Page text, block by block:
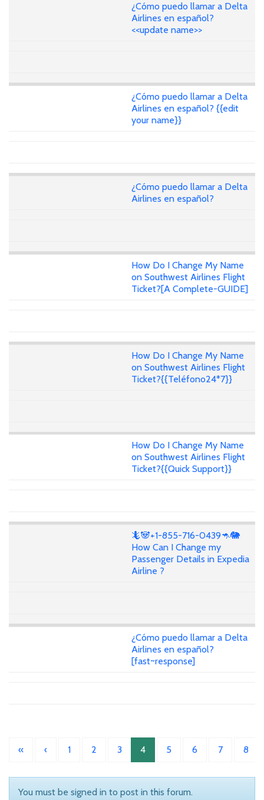
¿Cómo puedo llamar a Delta
Airlines en español?
<<update name>>
¿Cómo puedo llamar a Delta
Airlines en español? {{edit
your name}}
¿Cómo puedo llamar a Delta
Airlines en español?
How Do I Change My Name
on Southwest Airlines Flight
Ticket?[A Complete-GUIDE]
How Do I Change My Name
on Southwest Airlines Flight
Ticket?{{Teléfono24*7}}
How Do I Change My Name
on Southwest Airlines Flight
Ticket?{{Quick Support}}
🦎🐼+1-855-716-0439🦘🐘
How Can I Change my
Passenger Details in Expedia
Airline ?
¿Cómo puedo llamar a Delta
Airlines en español?
[fast~response]
« ‹ 1 2 3 4 5 6 7 8
You must be signed in to post in this forum.